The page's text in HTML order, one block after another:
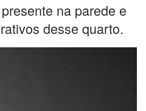
na parede e
desse quarto.